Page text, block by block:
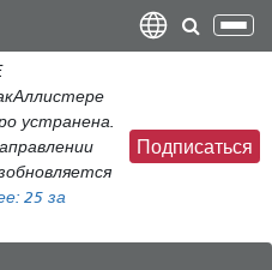
содержанию
устранена.
25 за
Подписаться